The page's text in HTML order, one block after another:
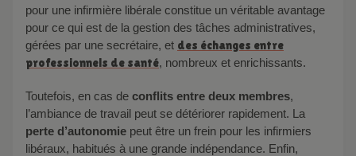
pour une infirmière libérale constitue un véritable avantage
pour ce qui est de la gestion des tâches administratives,
gérées par une secrétaire, et des échanges entre
professionnels de santé, nombreux et enrichissants.
Toutefois, en cas de conflits entre deux membres,
l’ambiance de travail peut se détériorer rapidement. La
perte d’autonomie peut être un frein pour les infirmiers
libéraux, habitués à une grande indépendance. Enfin,